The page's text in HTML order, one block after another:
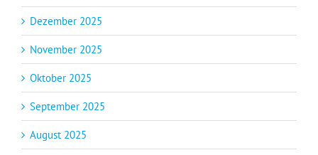
Dezember 2025
November 2025
Oktober 2025
September 2025
August 2025